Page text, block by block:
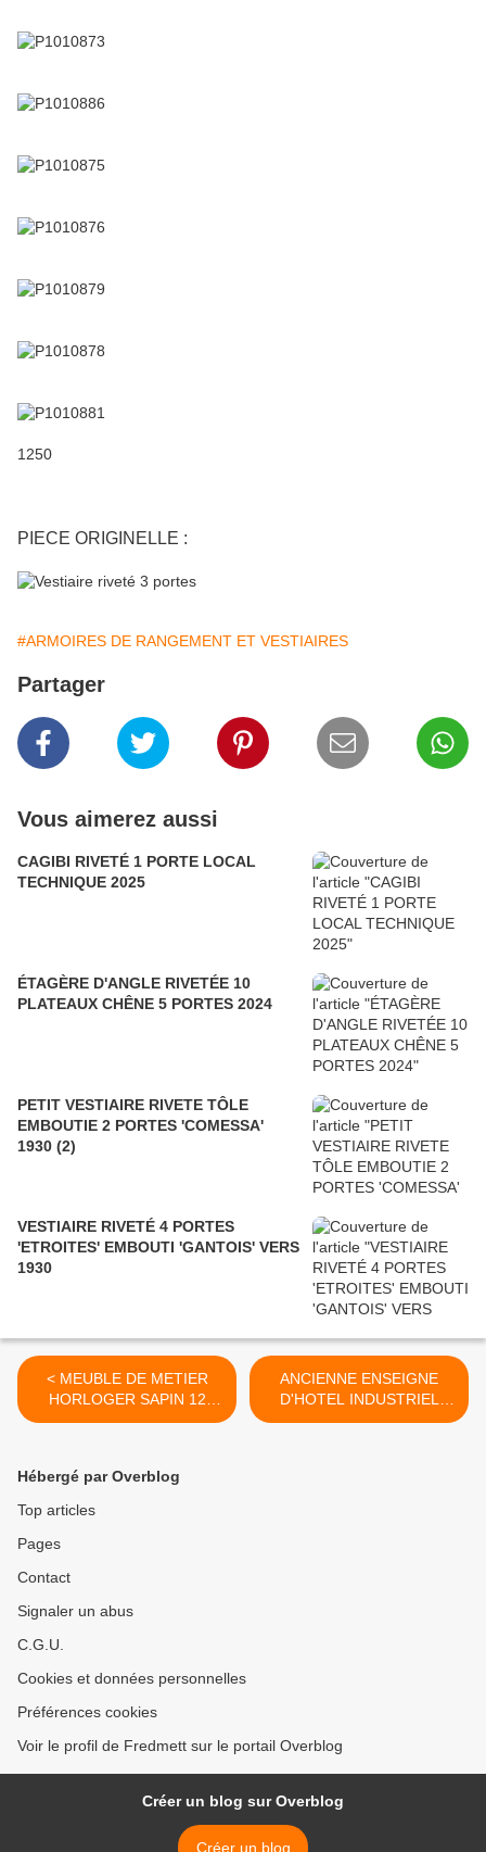
1250
PIECE ORIGINELLE :
#ARMOIRES DE RANGEMENT ET VESTIAIRES
Partager
Vous aimerez aussi
CAGIBI RIVETÉ 1 PORTE LOCAL
TECHNIQUE 2025
ÉTAGÈRE D'ANGLE RIVETÉE 10
PLATEAUX CHÊNE 5 PORTES 2024
PETIT VESTIAIRE RIVETE TÔLE
EMBOUTIE 2 PORTES 'COMESSA'
1930 (2)
VESTIAIRE RIVETÉ 4 PORTES
'ETROITES' EMBOUTI 'GANTOIS' VERS
1930
< MEUBLE DE METIER
HORLOGER SAPIN 12
TIROIRS 1930
ANCIENNE ENSEIGNE
D'HOTEL INDUSTRIEL
LOFT VERS 1930 >
Hébergé par Overblog
Top articles
Pages
Contact
Signaler un abus
C.G.U.
Cookies et données personnelles
Préférences cookies
Voir le profil de Fredmett sur le portail Overblog
Créer un blog sur Overblog
Créer un blog